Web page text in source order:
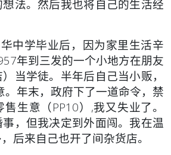
法。然后我也将自己的生活经
中学毕业后，因为家里生活辛
年到三发的一个小地方在朋友
当学徒。半年后自己当小贩，
。年末，政府下了一道命令，禁
生意（PP10）,我又失业了。
，但我决定到外面闯。我在温
后来自己也开了间杂货店。